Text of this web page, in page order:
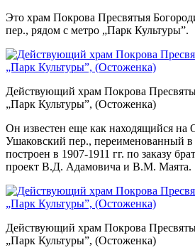
Это храм Покрова Пресвятыя
пер., рядом с метро „Парк Культуры”.
Действующий храм Покрова
„Парк Культуры”, (Остоженка)
Он известен еще как находящийся на
Ушаковский пер., переименованный в
построен в 1907-1911 гг. по заказу
проект В.Д. Адамовича и В.М. Маята.
Действующий храм Покрова
„Парк Культуры”, (Остоженка)